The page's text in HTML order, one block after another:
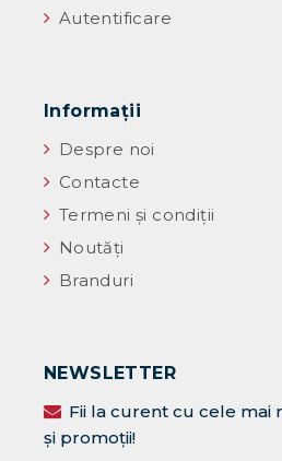
Autentificare
Informaţii
Despre noi
Contacte
Termeni și condiții
Noutăţi
Branduri
NEWSLETTER
Fii la curent cu cele mai
și promoții!